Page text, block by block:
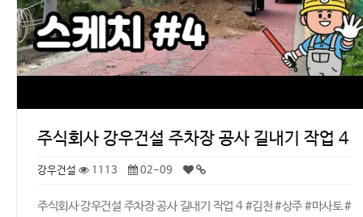
주식회사 강우건설 주차장 공사 길내기 작업 4
강우건설 1113 02-09
주식회사 강우건설 주차장 공사 길내기 작업 4 #김천 #상주 #마사토 #